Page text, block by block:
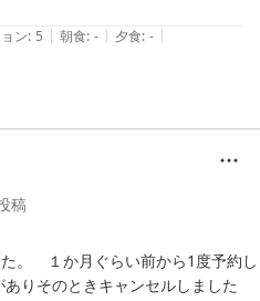
で良い方です。
。とりあえず寝泊まり出来れば良
りです！
ン: 5 | 朝食: - | 夕食: - |
稿
。　１か月ぐらい前から1度予約し
りそのときキャンセルしました